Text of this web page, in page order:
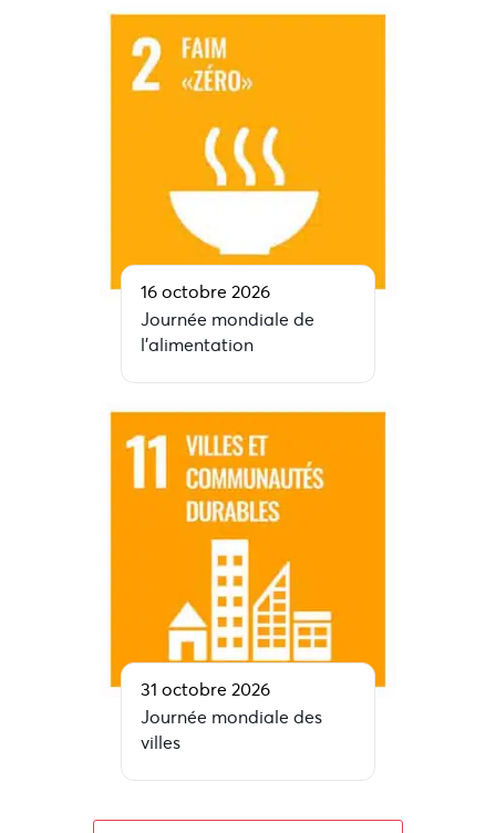
16 octobre 2026
Journée mondiale de
l’alimentation
31 octobre 2026
Journée mondiale des
villes